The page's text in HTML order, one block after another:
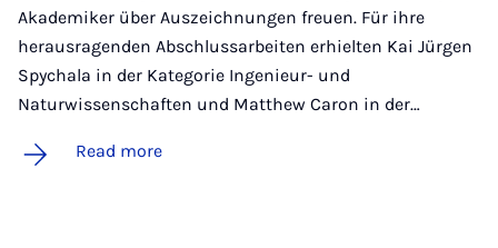
Akademiker über Auszeichnungen freuen. Für ihre
herausragenden Abschlussarbeiten erhielten Kai Jürgen
Spychala in der Kategorie Ingenieur- und
Naturwissenschaften und Matthew Caron in der…
Read more